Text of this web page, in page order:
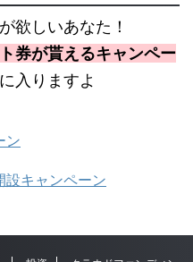
欲しいあなた！
券が貰えるキャンペー
入りますよ
ン
設キャンペーン